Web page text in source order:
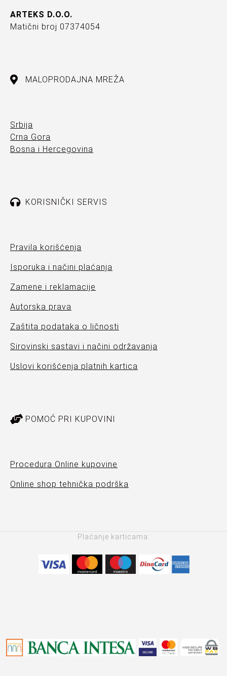
ARTEKS D.O.O.
Matični broj 07374054
MALOPRODAJNA MREŽA
Srbija
Crna Gora
Bosna i Hercegovina
KORISNIČKI SERVIS
Pravila korišćenja
Isporuka i načini plaćanja
Zamene i reklamacije
Autorska prava
Zaštita podataka o ličnosti
Sirovinski sastavi i načini održavanja
Uslovi korišćenja platnih kartica
POMOĆ PRI KUPOVINI
Procedura Online kupovine
Online shop tehnička podrška
Plaćanje karticama: